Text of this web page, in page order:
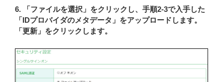
6. 「ファイルを選択」をクリックし、手順2-3で入手した
「IDプロバイダのメタデータ」をアップロードします。
「更新」をクリックします。